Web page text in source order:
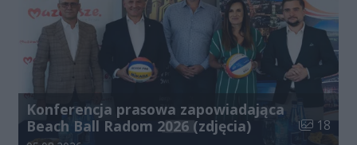
Konferencja prasowa zapowiadająca
Beach Ball Radom 2026 (zdjęcia)
Liczba
18